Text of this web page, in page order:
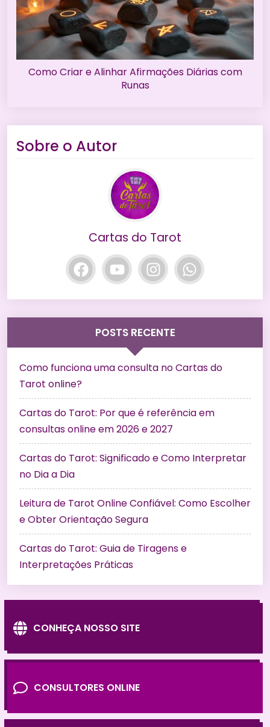
Como Criar e Alinhar Afirmações Diárias com
Runas
Sobre o Autor
Cartas do Tarot
POSTS RECENTE
Como funciona uma consulta no Cartas do
Tarot online?
Cartas do Tarot: Por que é referência em
consultas online em 2026 e 2027
Cartas do Tarot: Significado e Como Interpretar
no Dia a Dia
Leitura de Tarot Online Confiável: Como Escolher
e Obter Orientação Segura
Cartas do Tarot: Guia de Tiragens e
Interpretações Práticas
CONHEÇA NOSSO SITE
CONSULTORES ONLINE